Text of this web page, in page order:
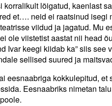
korralikult lõigatud, kaenlast
et…. neid ei raatsinud isegi
viidud ja jagatud. Mu
ole viistetist aastat nii head
Ivar keegi kiidab ka” siis
sellised suured ja
eesnaabriga kokkulepitud, et
Eesnaabriks nimetan